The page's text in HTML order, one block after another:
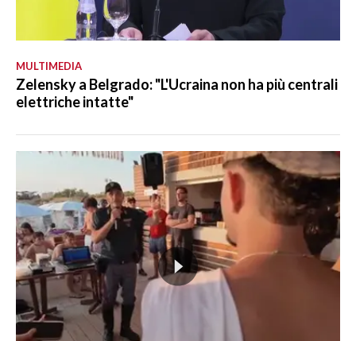
MULTIMEDIA
Zelensky a Belgrado: "L'Ucraina non ha più centrali
elettriche intatte"